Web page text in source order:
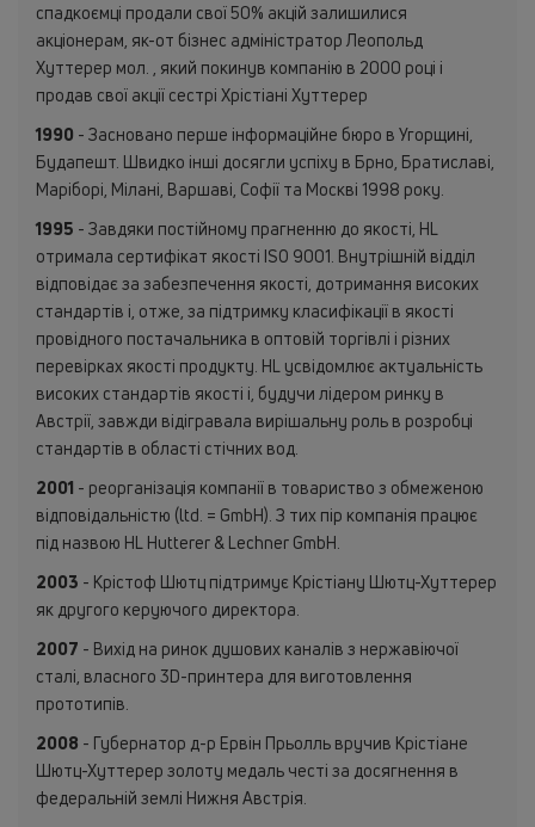
спадкоємці продали свої 50% акцій залишилися
акціонерам, як-от бізнес адміністратор Леопольд
Хуттерер мол. , який покинув компанію в 2000 році і
продав свої акції сестрі Хрістіані Хуттерер
1990 - Засновано перше інформаційне бюро в Угорщині,
Будапешт. Швидко інші досягли успіху в Брно, Братиславі,
Маріборі, Мілані, Варшаві, Софії та Москві 1998 року.
1995 - Завдяки постійному прагненню до якості, HL
отримала сертифікат якості ISO 9001. Внутрішній відділ
відповідає за забезпечення якості, дотримання високих
стандартів і, отже, за підтримку класифікації в якості
провідного постачальника в оптовій торгівлі і різних
перевірках якості продукту. HL усвідомлює актуальність
високих стандартів якості і, будучи лідером ринку в
Австрії, завжди відігравала вирішальну роль в розробці
стандартів в області стічних вод.
2001 - реорганізація компанії в товариство з обмеженою
відповідальністю (ltd. = GmbH). З тих пір компанія працює
під назвою HL Hutterer & Lechner GmbH.
2003 - Крістоф Шютц підтримує Крістіану Шютц-Хуттерер
як другого керуючого директора.
2007 - Вихід на ринок душових каналів з нержавіючої
сталі, власного 3D-принтера для виготовлення
прототипів.
2008 - Губернатор д-р Ервін Прьолль вручив Крістіане
Шютц-Хуттерер золоту медаль честі за досягнення в
федеральній землі Нижня Австрія.